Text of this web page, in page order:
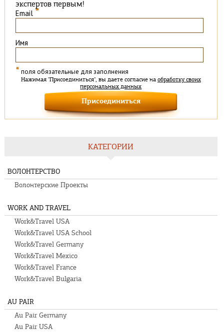
экспертов первым!
Email *
Имя
* поля обязательные для заполнения
Нажимая "Присоединиться", вы даете согласие на обработку своих
персональных данных
КАТЕГОРИИ
ВОЛОНТЕРСТВО
Волонтерские Проекты
WORK AND TRAVEL
Work&Travel USA
Work&Travel USA School
Work&Travel Germany
Work&Travel Mexico
Work&Travel France
Work&Travel Bulgaria
AU PAIR
Au Pair Germany
Au Pair USA